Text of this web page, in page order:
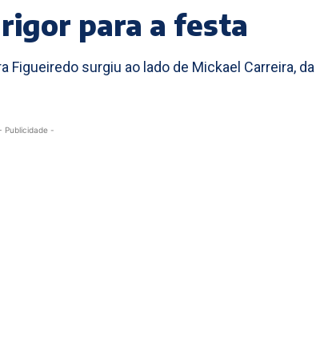
para a festa
surgiu ao lado de Mickael Carreira, da
Publicidade -